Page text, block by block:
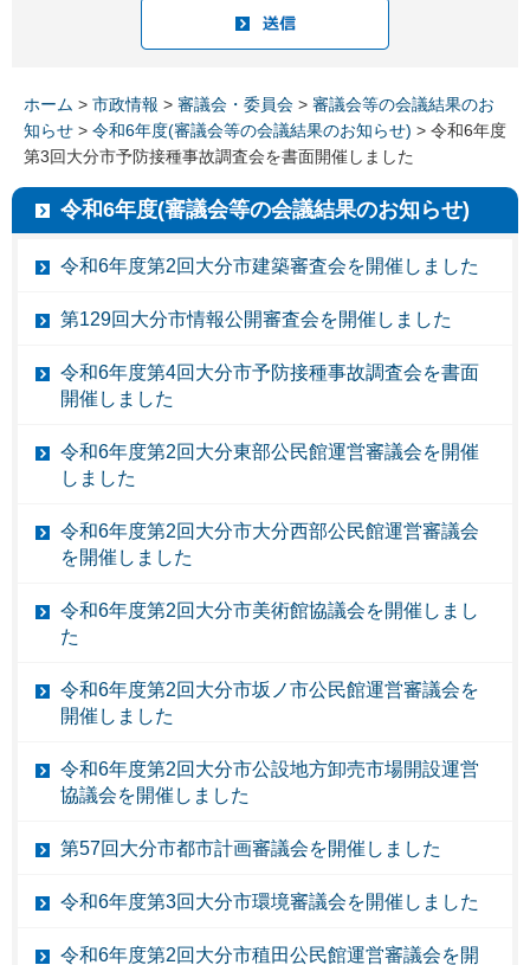
ホーム > 市政情報 > 審議会・委員会 > 審議会等の会議結果のお
知らせ > 令和6年度(審議会等の会議結果のお知らせ) > 令和6年度
第3回大分市予防接種事故調査会を書面開催しました
令和6年度(審議会等の会議結果のお知らせ)
令和6年度第2回大分市建築審査会を開催しました
第129回大分市情報公開審査会を開催しました
令和6年度第4回大分市予防接種事故調査会を書面
開催しました
令和6年度第2回大分東部公民館運営審議会を開催
しました
令和6年度第2回大分市大分西部公民館運営審議会
を開催しました
令和6年度第2回大分市美術館協議会を開催しまし
た
令和6年度第2回大分市坂ノ市公民館運営審議会を
開催しました
令和6年度第2回大分市公設地方卸売市場開設運営
協議会を開催しました
第57回大分市都市計画審議会を開催しました
令和6年度第3回大分市環境審議会を開催しました
令和6年度第2回大分市稙田公民館運営審議会を開